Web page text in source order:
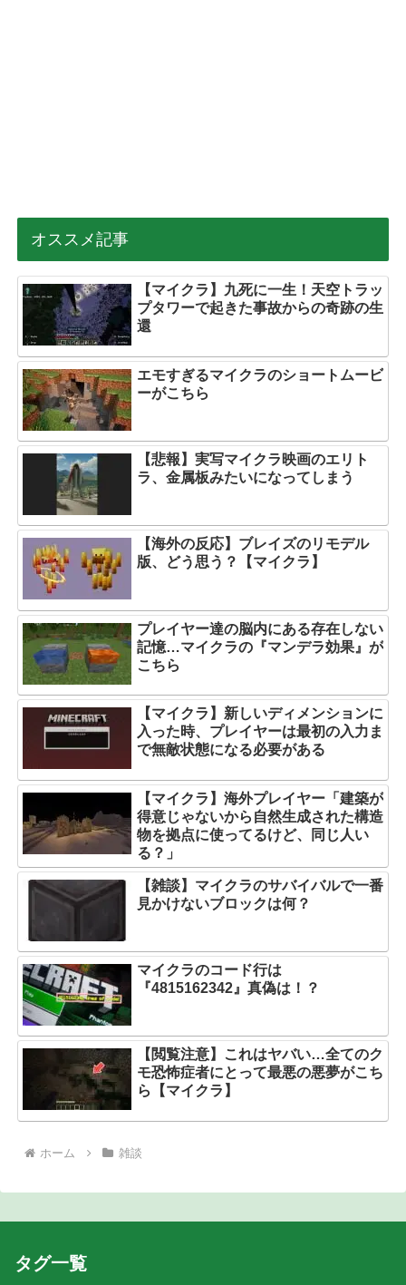
オススメ記事
【マイクラ】九死に一生！天空トラッ
プタワーで起きた事故からの奇跡の生
還
エモすぎるマイクラのショートムービ
ーがこちら
【悲報】実写マイクラ映画のエリト
ラ、金属板みたいになってしまう
【海外の反応】ブレイズのリモデル
版、どう思う？【マイクラ】
プレイヤー達の脳内にある存在しない
記憶…マイクラの『マンデラ効果』が
こちら
【マイクラ】新しいディメンションに
入った時、プレイヤーは最初の入力ま
で無敵状態になる必要がある
【マイクラ】海外プレイヤー「建築が
得意じゃないから自然生成された構造
物を拠点に使ってるけど、同じ人い
る？」
【雑談】マイクラのサバイバルで一番
見かけないブロックは何？
マイクラのコード行は
『4815162342』真偽は！？
【閲覧注意】これはヤバい…全てのク
モ恐怖症者にとって最悪の悪夢がこち
ら【マイクラ】
ホーム 雑談
タグ一覧